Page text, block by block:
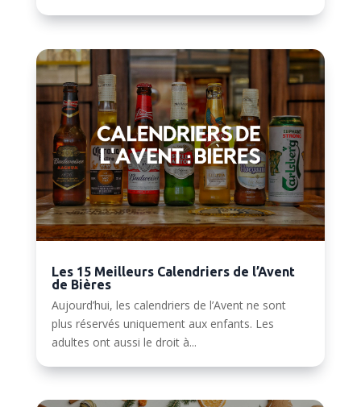
Les 15 Meilleurs Calendriers de l’Avent
de Bières
Aujourd’hui, les calendriers de l’Avent ne sont
plus réservés uniquement aux enfants. Les
adultes ont aussi le droit à...